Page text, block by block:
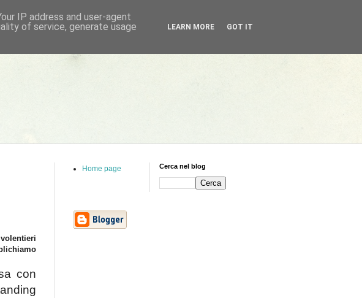
con
Home page Cerca nel blog
IP address and user-agent
of service, generate usage
LEARN MORE GOT IT